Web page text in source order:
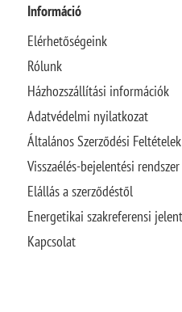
Információ
Elérhetőségeink
Rólunk
Házhozszállítási információk
Adatvédelmi nyilatkozat
Általános Szerződési Feltételek
Visszaélés-bejelentési rendszer
Elállás a szerződéstől
Energetikai szakreferensi
Kapcsolat